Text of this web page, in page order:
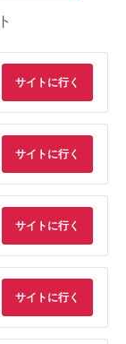
サイトに行く
サイトに行く
サイトに行く
サイトに行く